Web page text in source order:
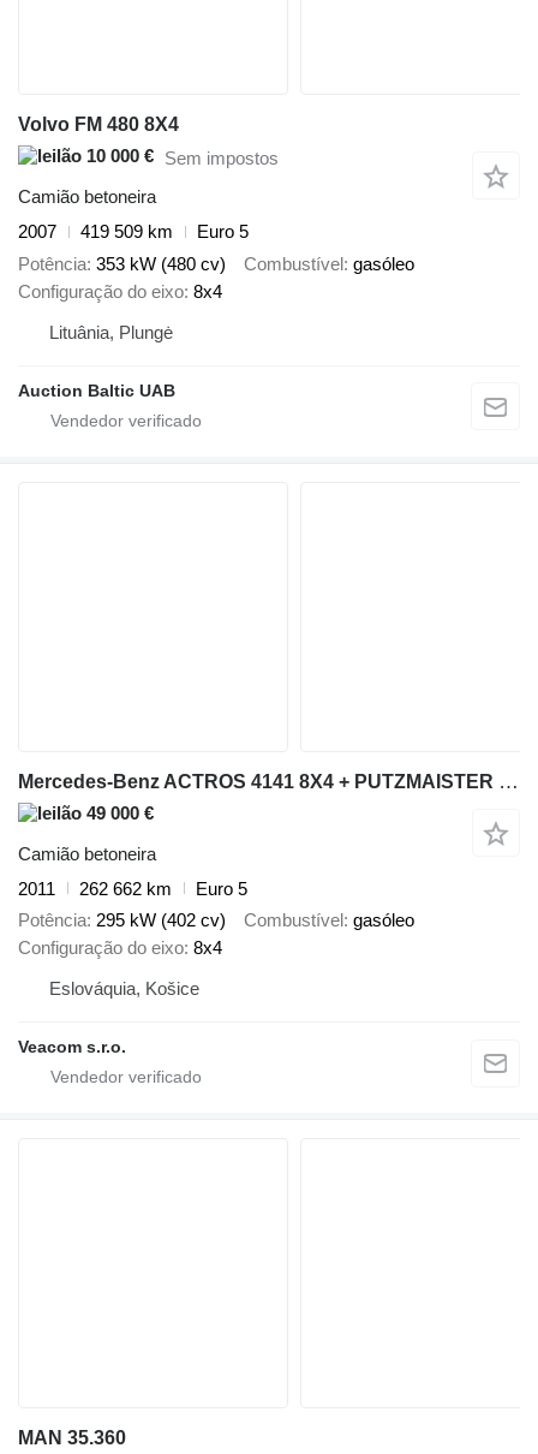
Volvo FM 480 8X4
10 000 € Sem impostos
Camião betoneira
2007
419 509 km
Euro 5
Potência 353 kW (480 cv) Combustível gasóleo
Configuração do eixo 8x4
Lituânia, Plungė
Auction Baltic UAB
Mercedes-Benz ACTROS 4141 8X4 + PUTZMAISTER M24
49 000 €
Camião betoneira
2011
262 662 km
Euro 5
Potência 295 kW (402 cv) Combustível gasóleo
Configuração do eixo 8x4
Eslováquia, Košice
Veacom s.r.o.
MAN 35.360